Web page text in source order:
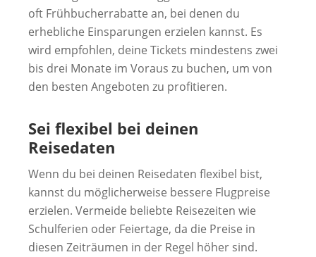
oft Frühbucherrabatte an, bei denen du
erhebliche Einsparungen erzielen kannst. Es
wird empfohlen, deine Tickets mindestens zwei
bis drei Monate im Voraus zu buchen, um von
den besten Angeboten zu profitieren.
Sei flexibel bei deinen
Reisedaten
Wenn du bei deinen Reisedaten flexibel bist,
kannst du möglicherweise bessere Flugpreise
erzielen. Vermeide beliebte Reisezeiten wie
Schulferien oder Feiertage, da die Preise in
diesen Zeiträumen in der Regel höher sind.